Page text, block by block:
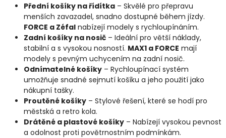
Přední košíky na řídítka – Skvělé pro přepravu
menších zavazadel, snadno dostupné během jízdy.
FORCE a Zéfal nabízejí modely s rychloupínáním.
Zadní košíky na nosič – Ideální pro větší náklady,
stabilní a s vysokou nosností. MAX1 a FORCE mají
modely s pevným uchycením na zadní nosič.
Odnímatelné košíky – Rychloupínací systém
umožňuje snadné sejmutí košíku a jeho použití jako
nákupní tašky.
Proutěné košíky – Stylové řešení, které se hodí pro
městská a retro kola.
Drátěné a plastové košíky – Nabízejí vysokou pevnost
a odolnost proti povětrnostním podmínkám.